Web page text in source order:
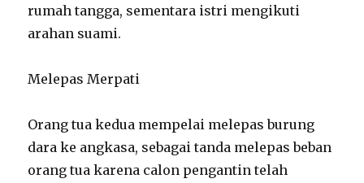
rumah tangga, sementara istri mengikuti
arahan suami.
Melepas Merpati
Orang tua kedua mempelai melepas burung
dara ke angkasa, sebagai tanda melepas beban
orang tua karena calon pengantin telah